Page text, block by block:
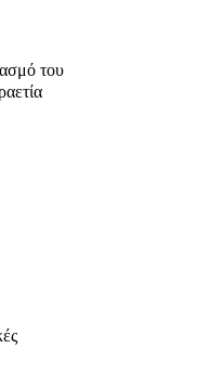
του